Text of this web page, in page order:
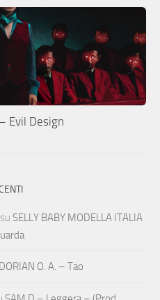
Evil Design
su SELLY BABY MODELLA ITALIA
DORIAN O. A. – Tao